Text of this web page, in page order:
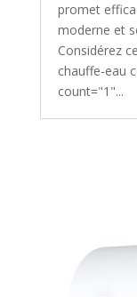
promet
moderne et
Considérez
chauffe-eau
count="1"...